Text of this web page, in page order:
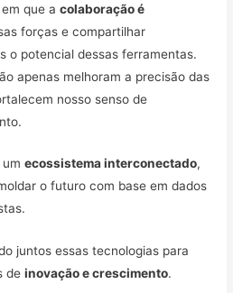
em que acolaboração é
forças e compartilhar
o potencial dessas ferramentas.
apenas melhoram a precisão das
nosso senso de
umecossistema interconectado,
o futuro com base em dados
juntos essas tecnologias para
deinovação e crescimento.